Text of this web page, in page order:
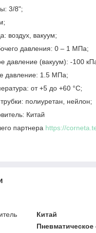
3/8";
воздух, вакуум;
давления: 0 – 1 МПа;
давление (вакуум): -100
давление: 1.5 МПа;
от +5 до +60 °C;
полиуретан, нейлон;
Китай
партнера https://
Китай
Пневматическое